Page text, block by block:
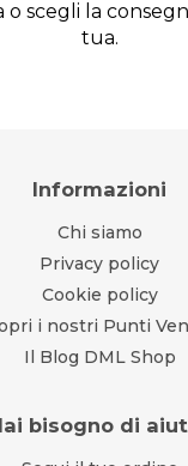
scegli la
tua.
Informazioni
Chi siamo
Privacy policy
Cookie policy
i nostri Punti
Il Blog DML Shop
bisogno di